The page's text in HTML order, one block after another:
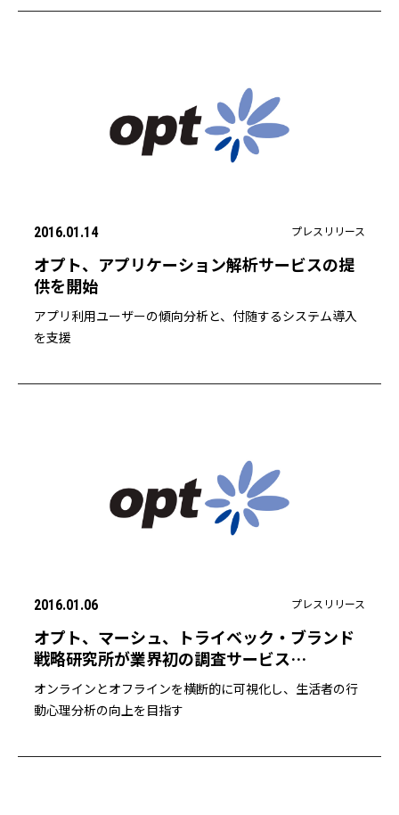
2016.01.14 プレスリリース
オプト、アプリケーション解析サービスの提
供を開始
アプリ利用ユーザーの傾向分析と、付随するシステム導入
を支援
2016.01.06 プレスリリース
オプト、マーシュ、トライベック・ブランド
戦略研究所が業界初の調査サービス
「Insightlog Research」を3社共同開発
オンラインとオフラインを横断的に可視化し、生活者の行
動心理分析の向上を目指す